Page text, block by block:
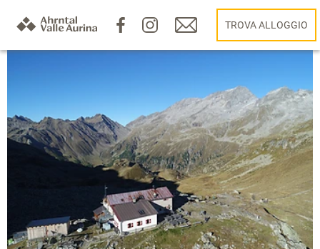
TROVA ALLOGGIO